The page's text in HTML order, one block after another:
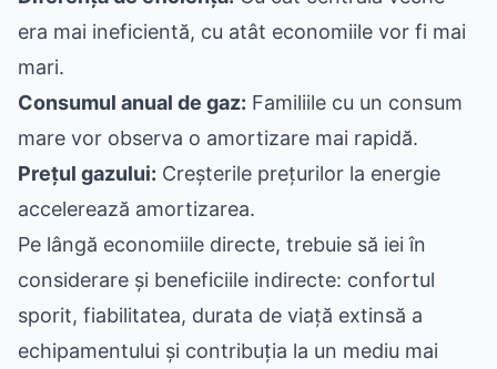
era mai ineficientă, cu atât economiile vor fi mai
mari.
Consumul anual de gaz: Familiile cu un consum
mare vor observa o amortizare mai rapidă.
Prețul gazului: Creșterile prețurilor la energie
accelerează amortizarea.
Pe lângă economiile directe, trebuie să iei în
considerare și beneficiile indirecte: confortul
sporit, fiabilitatea, durata de viață extinsă a
echipamentului și contribuția la un mediu mai